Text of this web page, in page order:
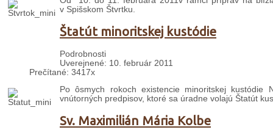
v Spišskom Štvrtku.
Štatút minoritskej kustódie
Podrobnosti
Uverejnené: 10. február 2011
Prečítané: 3417x
Po ôsmych rokoch existencie minoritskej kustódie
vnútorných predpisov, ktoré sa úradne volajú Štatút
Sv. Maximilián Mária Kolbe